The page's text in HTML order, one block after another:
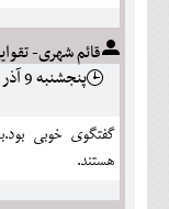
قائم شهری-
پنجشنبه 9 آذر 1391-0:0
گفتگوی خوبی
هستند.